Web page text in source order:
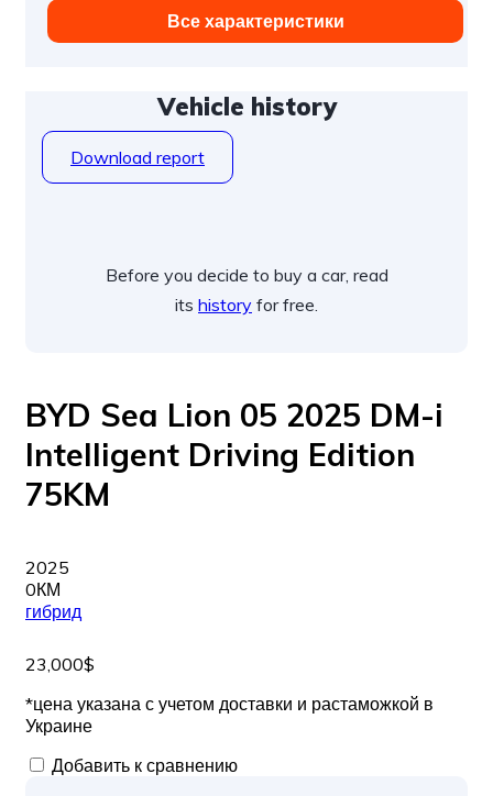
Все характеристики
Vehicle history
Download report
Before you decide to buy a car, read
its history for free.
BYD Sea Lion 05 2025 DM-i
Intelligent Driving Edition
75KM
2025
0КМ
гибрид
23,000$
*цена указана с учетом доставки и растаможкой в
Украине
Добавить к сравнению